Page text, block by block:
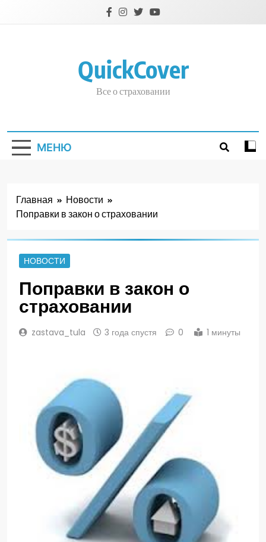
QuickCover
Все о страховании
МЕНЮ
Главная
Новости
Поправки в закон о страховании
НОВОСТИ
Поправки в закон о
страховании
zastava_tula 3 года спустя 0 1 минуты